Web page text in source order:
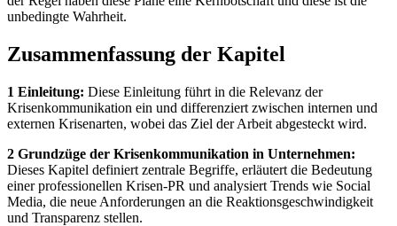
unbedingte Wahrheit.
Zusammenfassung der Kapitel
1 Einleitung: Diese Einleitung führt in die Relevanz der
Krisenkommunikation ein und differenziert zwischen internen und
externen Krisenarten, wobei das Ziel der Arbeit abgesteckt wird.
2 Grundzüge der Krisenkommunikation in Unternehmen:
Dieses Kapitel definiert zentrale Begriffe, erläutert die Bedeutung
einer professionellen Krisen-PR und analysiert Trends wie Social
Media, die neue Anforderungen an die Reaktionsgeschwindigkeit
und Transparenz stellen.